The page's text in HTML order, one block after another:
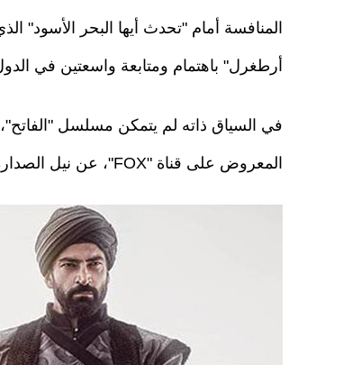
أرطغرل" باهتمام ومتابعة واسعتين في
المعروض على قناة "FOX"، عن نيل الصدارة في يوم الثلاثاء الذي يعرض فيه المسلسلان.